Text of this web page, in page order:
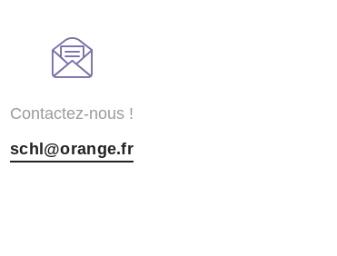
Contactez-nous !
schl@orange.fr